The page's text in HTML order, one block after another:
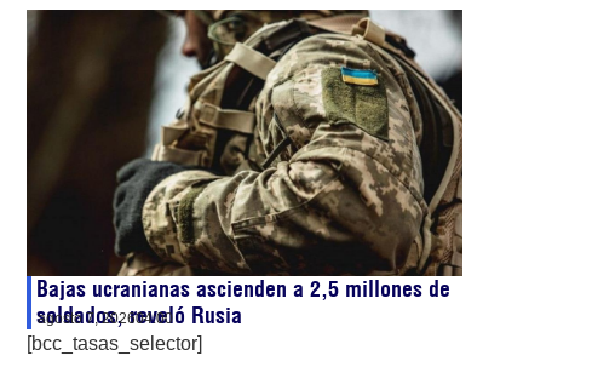
Bajas ucranianas ascienden a 2,5 millones de
soldados, reveló Rusia
agosto 7, 202604:00
[bcc_tasas_selector]